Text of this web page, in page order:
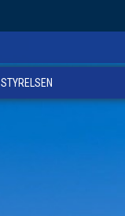
STYRELSEN